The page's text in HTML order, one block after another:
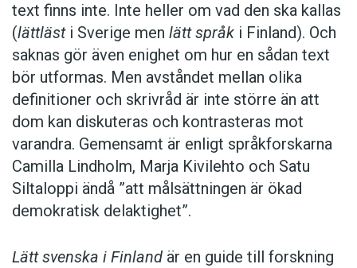
text finns inte. Inte heller om vad den ska kallas
(lättlästi Sverige men lätt språk i Finland). Och
saknas gör även enighet om hur en sådan text
bör utformas. Men avståndet mellan olika
definitioner och skrivråd är inte större än att
dom kan diskuteras och kontrasteras mot
varandra. Gemensamt är enligt språkforskarna
Camilla Lindholm, Marja Kivilehto och Satu
Siltaloppi ändå ”att målsättningen är ökad
demokratisk delaktighet”.
Lätt svenska i Finland är en guide till forskning